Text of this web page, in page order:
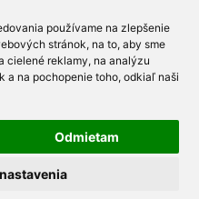
používame na zlepšenie
stránok, na to, aby sme
cielené reklamy, na analýzu
a na pochopenie toho, odkiaľ naši
Odmietam